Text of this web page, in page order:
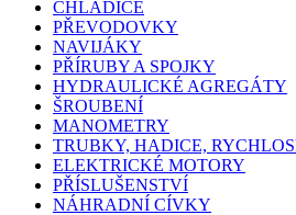
CHLADIČE
PŘEVODOVKY
NAVIJÁKY
PŘÍRUBY A SPOJKY
HYDRAULICKÉ AGREGÁTY
ŠROUBENÍ
MANOMETRY
TRUBKY, HADICE,
ELEKTRICKÉ MOTORY
PŘÍSLUŠENSTVÍ
NÁHRADNÍ CÍVKY